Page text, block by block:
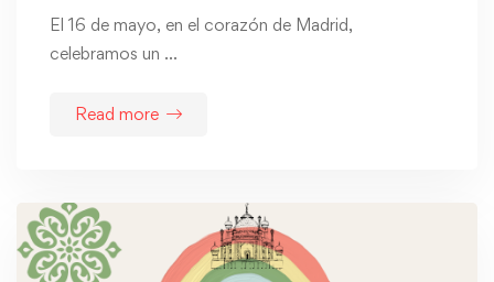
El 16 de mayo, en el corazón de Madrid,
celebramos un …
Read more